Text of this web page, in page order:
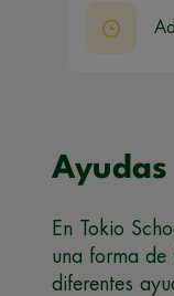
En Tokio
una forma de
diferentes